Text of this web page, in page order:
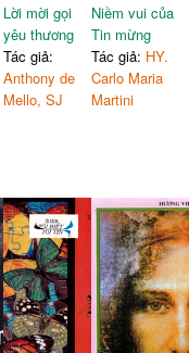
Lời mời gọi
yêu thương
Tác giả:
Anthony de
Mello, SJ
Niềm vui của
Tin mừng
Tác giả: HY.
Carlo Maria
Martini